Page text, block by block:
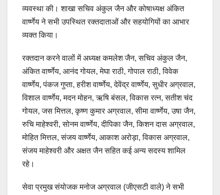
व्यवस्था की। शाखा सचिव अंकुल जैन और कोषाध्यक्ष अंकित
वार्ष्णेय ने सभी उपस्थित रक्तदाताओं और सहयोगियों का आभार
व्यक्त किया।
रक्तदान करने वालों में अध्यक्ष कमलेश जैन, सचिव अंकुल जैन,
अंकित वार्ष्णेय, आनंद गोयल, मेघा राठी, गोपाल राठी, विवेक
वार्ष्णेय, पंकज गुप्ता, हरीश वार्ष्णेय, देवेंद्र वार्ष्णेय, सुधीर अग्रवाल,
विशाल वार्ष्णेय, मदन मोहन, ऋषि बंसल, विकास रत्न, सतीश चंद
गोयल, जस मित्तल, कृष्ण कुमार अग्रवाल, सीमा वार्ष्णेय, उषा जैन,
रुचि माहेश्वरी, सोनम वार्ष्णेय, दीपिका जैन, किशन दास अग्रवाल,
मोहित मित्तल, संजय वार्ष्णेय, आकाश अरोड़ा, विकास अग्रवाल,
संजय माहेश्वरी और अक्षत जैन सहित कई अन्य सदस्य शामिल
रहे।
सेवा प्रमुख संयोजक मनोज अग्रवाल (जीएसटी वाले) ने सभी